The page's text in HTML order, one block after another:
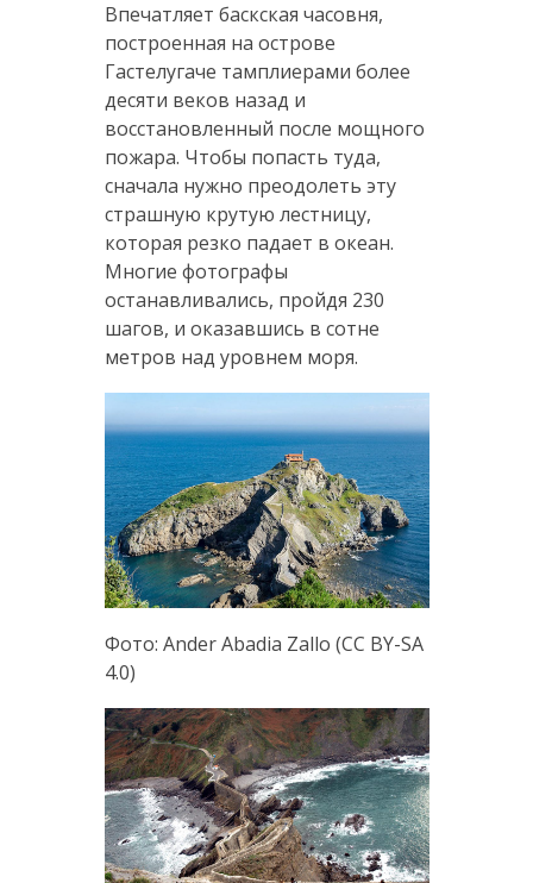
Впечатляет баскская часовня,
построенная на острове
Гастелугаче тамплиерами более
десяти веков назад и
восстановленный после мощного
пожара. Чтобы попасть туда,
сначала нужно преодолеть эту
страшную крутую лестницу,
которая резко падает в океан.
Многие фотографы
останавливались, пройдя 230
шагов, и оказавшись в сотне
метров над уровнем моря.
Фото: Ander Abadia Zallo (CC BY-SA
4.0)